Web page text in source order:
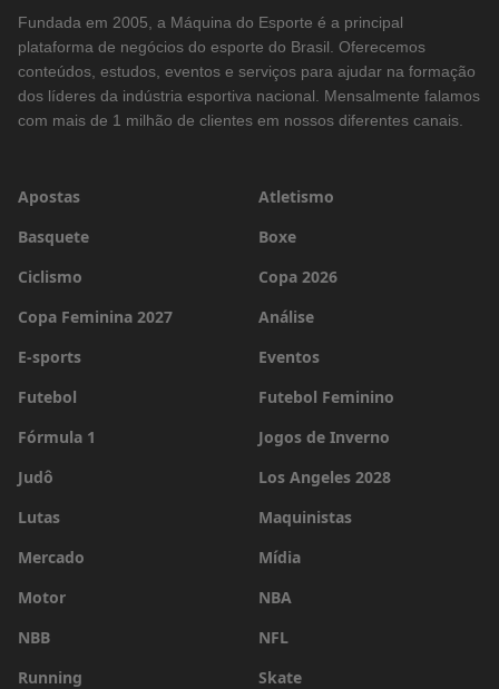
Fundada em 2005, a Máquina do Esporte é a principal
plataforma de negócios do esporte do Brasil. Oferecemos
conteúdos, estudos, eventos e serviços para ajudar na formação
dos líderes da indústria esportiva nacional. Mensalmente falamos
com mais de 1 milhão de clientes em nossos diferentes canais.
Apostas
Atletismo
Basquete
Boxe
Ciclismo
Copa 2026
Copa Feminina 2027
Análise
E-sports
Eventos
Futebol
Futebol Feminino
Fórmula 1
Jogos de Inverno
Judô
Los Angeles 2028
Lutas
Maquinistas
Mercado
Mídia
Motor
NBA
NBB
NFL
Running
Skate